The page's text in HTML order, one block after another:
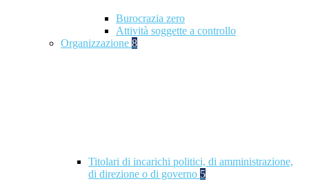
Burocrazia zero
Attività soggette a controllo
Organizzazione 8
Titolari di incarichi politici, di amministrazione,
di direzione o di governo 5